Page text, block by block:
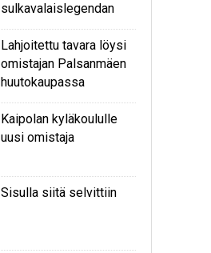
sulkavalaislegendan
Lahjoitettu tavara löysi
omistajan Palsanmäen
huutokaupassa
Kaipolan kyläkoululle
uusi omistaja
Sisulla siitä selvittiin